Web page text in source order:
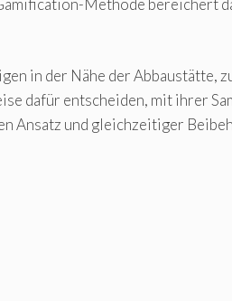
in der Nähe der Abbaustätte,
dafür entscheiden, mit ihrer
Ansatz und gleichzeitiger